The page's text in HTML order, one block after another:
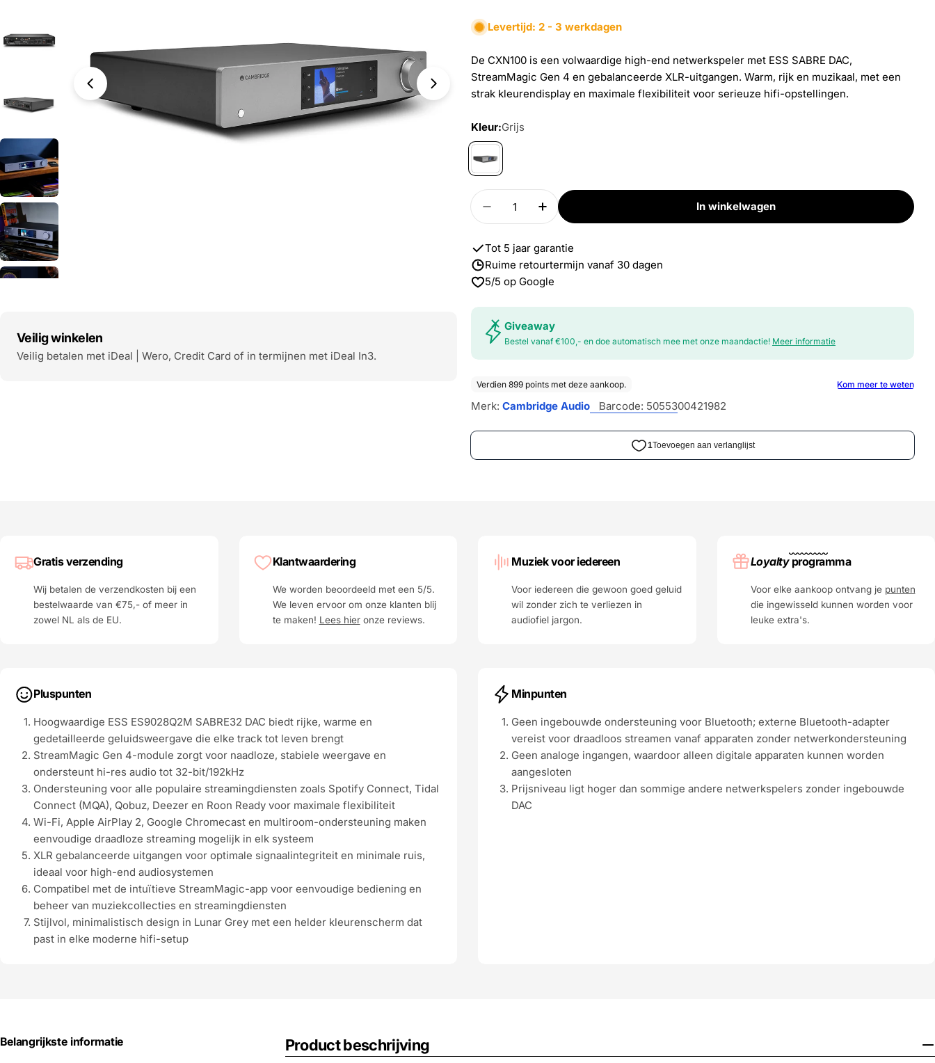
Open media 1 in modal Open media 2 in modal
Veilig winkelen
Veilig betalen met iDeal | Wero, Credit Card of in termijnen met iDeal In3.
Levertijd: 2 - 3 werkdagen
De CXN100 is een volwaardige high-end netwerkspeler met ESS SABRE DAC,
StreamMagic Gen 4 en gebalanceerde XLR-uitgangen. Warm, rijk en muzikaal, met een
strak kleurendisplay en maximale flexibiliteit voor serieuze hifi-opstellingen.
Kleur:Grijs
Aantal
Verlaag aantal voor CXN100
Verhoog aantal voor CXN100
In winkelwagen
Tot 5 jaar garantie
Ruime retourtermijn vanaf 30 dagen
5/5 op Google
Giveaway
Bestel vanaf €100,- en doe automatisch mee met onze maandactie! Meer informatie
Merk: Cambridge Audio Barcode: 5055300421982
Gratis verzending
Wij betalen de verzendkosten bij een
bestelwaarde van €75,- of meer in
zowel NL als de EU.
Klantwaardering
We worden beoordeeld met een 5/5.
We leven ervoor om onze klanten blij
te maken! Lees hieronze reviews.
Muziek voor iedereen
Voor iedereen die gewoon goed geluid
wil zonder zich te verliezen in
audiofiel jargon.
Loyaltyprogramma
Voor elke aankoop ontvang je punten
die ingewisseld kunnen worden voor
leuke extra's.
Pluspunten
Hoogwaardige ESS ES9028Q2M SABRE32 DAC biedt rijke, warme en
gedetailleerde geluidsweergave die elke track tot leven brengt
StreamMagic Gen 4-module zorgt voor naadloze, stabiele weergave en
ondersteunt hi-res audio tot 32-bit/192kHz
Ondersteuning voor alle populaire streamingdiensten zoals Spotify Connect, Tidal
Connect (MQA), Qobuz, Deezer en Roon Ready voor maximale flexibiliteit
Wi-Fi, Apple AirPlay 2, Google Chromecast en multiroom-ondersteuning maken
eenvoudige draadloze streaming mogelijk in elk systeem
XLR gebalanceerde uitgangen voor optimale signaalintegriteit en minimale ruis,
ideaal voor high-end audiosystemen
Compatibel met de intuïtieve StreamMagic-app voor eenvoudige bediening en
beheer van muziekcollecties en streamingdiensten
Stijlvol, minimalistisch design in Lunar Grey met een helder kleurenscherm dat
past in elke moderne hifi-setup
Minpunten
Geen ingebouwde ondersteuning voor Bluetooth; externe Bluetooth-adapter
vereist voor draadloos streamen vanaf apparaten zonder netwerkondersteuning
Geen analoge ingangen, waardoor alleen digitale apparaten kunnen worden
aangesloten
Prijsniveau ligt hoger dan sommige andere netwerkspelers zonder ingebouwde
DAC
Belangrijkste informatie Product beschrijving